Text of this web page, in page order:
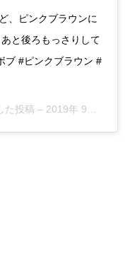
、ピンクブラウンに
と後ろもっさりして
ブ #ピンクブラウン #
た投稿 – 2019年 9月月24日午前6時04分PDT